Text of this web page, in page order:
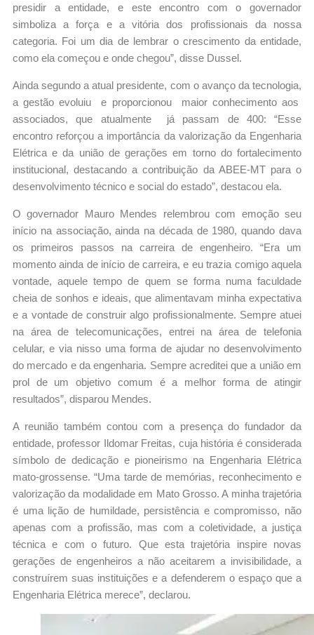
presidir a entidade, e este encontro com o governador
simboliza a força e a vitória dos profissionais da nossa
categoria. Foi um dia de lembrar o crescimento da entidade,
como ela começou e onde chegou”, disse Dussel.
Ainda segundo a atual presidente, com o avanço da tecnologia,
a gestão evoluiu e proporcionou maior conhecimento aos
associados, que atualmente já passam de 400: “Esse
encontro reforçou a importância da valorização da Engenharia
Elétrica e da união de gerações em torno do fortalecimento
institucional, destacando a contribuição da ABEE-MT para o
desenvolvimento técnico e social do estado”, destacou ela.
O governador Mauro Mendes relembrou com emoção seu
início na associação, ainda na década de 1980, quando dava
os primeiros passos na carreira de engenheiro. “Era um
momento ainda de início de carreira, e eu trazia comigo aquela
vontade, aquele tempo de quem se forma numa faculdade
cheia de sonhos e ideais, que alimentavam minha expectativa
e a vontade de construir algo profissionalmente. Sempre atuei
na área de telecomunicações, entrei na área de telefonia
celular, e via nisso uma forma de ajudar no desenvolvimento
do mercado e da engenharia. Sempre acreditei que a união em
prol de um objetivo comum é a melhor forma de atingir
resultados”, disparou Mendes.
A reunião também contou com a presença do fundador da
entidade, professor Ildomar Freitas, cuja história é considerada
símbolo de dedicação e pioneirismo na Engenharia Elétrica
mato-grossense. “Uma tarde de memórias, reconhecimento e
valorização da modalidade em Mato Grosso. A minha trajetória
é uma lição de humildade, persistência e compromisso, não
apenas com a profissão, mas com a coletividade, a justiça
técnica e com o futuro. Que esta trajetória inspire novas
gerações de engenheiros a não aceitarem a invisibilidade, a
construírem suas instituições e a defenderem o espaço que a
Engenharia Elétrica merece”, declarou.